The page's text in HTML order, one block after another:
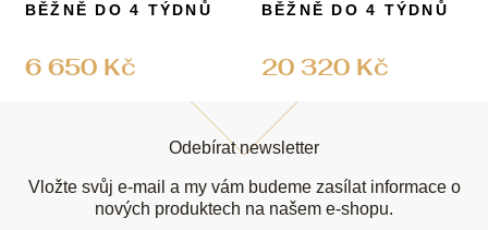
6 650 Kč
BĚŽNĚ DO 4 TÝDNŮ
20 320 Kč
BĚŽNĚ DO 4 TÝDNŮ
Odebírat newsletter
Vložte svůj e-mail a my vám budeme zasílat informace o
nových produktech na našem e-shopu.